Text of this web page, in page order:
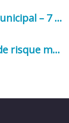
Compte rendu conseil municipal – 7 avril 2026
Abaissement au niveau de risque modéré de l’Influenza aviaire